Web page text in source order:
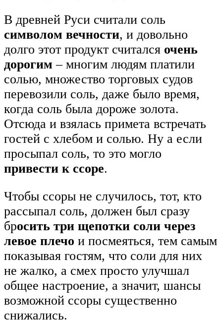
В древней Руси считали соль
символом вечности, и довольно
долго этот продукт считался очень
дорогим – многим людям платили
солью, множество торговых судов
перевозили соль, даже было время,
когда соль была дороже золота.
Отсюда и взялась примета встречать
гостей с хлебом и солью. Ну а если
просыпал соль, то это могло
привести к ссоре.
Чтобы ссоры не случилось, тот, кто
рассыпал соль, должен был сразу
бросить три щепотки соли через
левое плечо и посмеяться, тем самым
показывая гостям, что соли для них
не жалко, а смех просто улучшал
общее настроение, а значит, шансы
возможной ссоры существенно
снижались.